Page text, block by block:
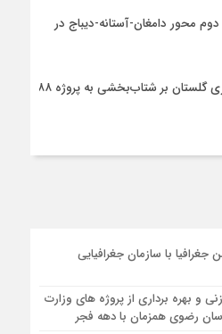
محور دامغان-آستانه-دیباج در
تأکید مدیرکل راه و شهرسازی گلستان بر شتاب‌بخشی به پروژه ۸۸۸
نظارت عالیه اداره نظام مهندسی و
زمین و ساخت مسکن ایثارگران در
تخصصی با حضور مدیران دفاتر
زمین و مسکن به‌منظور رفع موانع
با سازمان جغرافیایی
و بهره برداری از پروژه های وزارت
رضوی همزمان با دهه فجر